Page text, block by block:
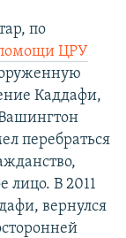
по
ЦРУ
Каддафи,
перебраться
лицо. В 2011
вернулся